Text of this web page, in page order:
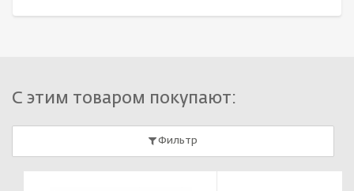
С этим товаром покупают:
Фильтр